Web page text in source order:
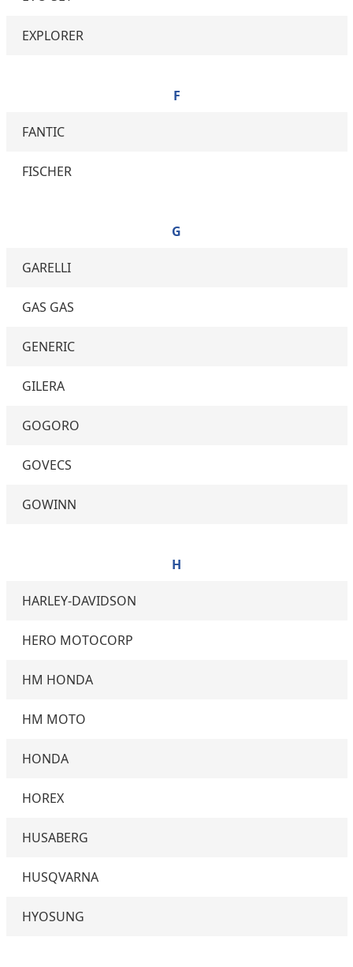
EXPLORER
F
FANTIC
FISCHER
G
GARELLI
GAS GAS
GENERIC
GILERA
GOGORO
GOVECS
GOWINN
H
HARLEY-DAVIDSON
HERO MOTOCORP
HM HONDA
HM MOTO
HONDA
HOREX
HUSABERG
HUSQVARNA
HYOSUNG